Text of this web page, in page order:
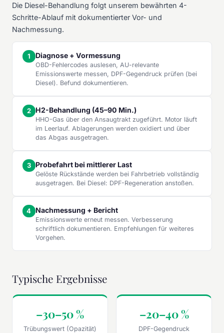
Die Diesel-Behandlung folgt unserem bewährten 4-
Schritte-Ablauf mit dokumentierter Vor- und
Nachmessung.
Diagnose + Vormessung
OBD-Fehlercodes auslesen, AU-relevante
Emissionswerte messen, DPF-Gegendruck prüfen (bei
Diesel). Befund dokumentieren.
H2-Behandlung (45–90 Min.)
HHO-Gas über den Ansaugtrakt zugeführt. Motor läuft
im Leerlauf. Ablagerungen werden oxidiert und über
das Abgas ausgetragen.
Probefahrt bei mittlerer Last
Gelöste Rückstände werden bei Fahrbetrieb vollständig
ausgetragen. Bei Diesel: DPF-Regeneration anstoßen.
Nachmessung + Bericht
Emissionswerte erneut messen. Verbesserung
schriftlich dokumentieren. Empfehlungen für weiteres
Vorgehen.
Typische Ergebnisse
–30–50 %
Trübungswert (Opazität)
–20–40 %
DPF-Gegendruck